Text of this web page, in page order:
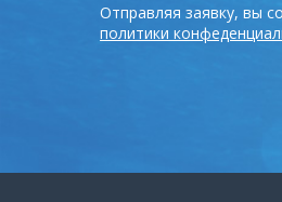
Отправляя заявку, вы
политики